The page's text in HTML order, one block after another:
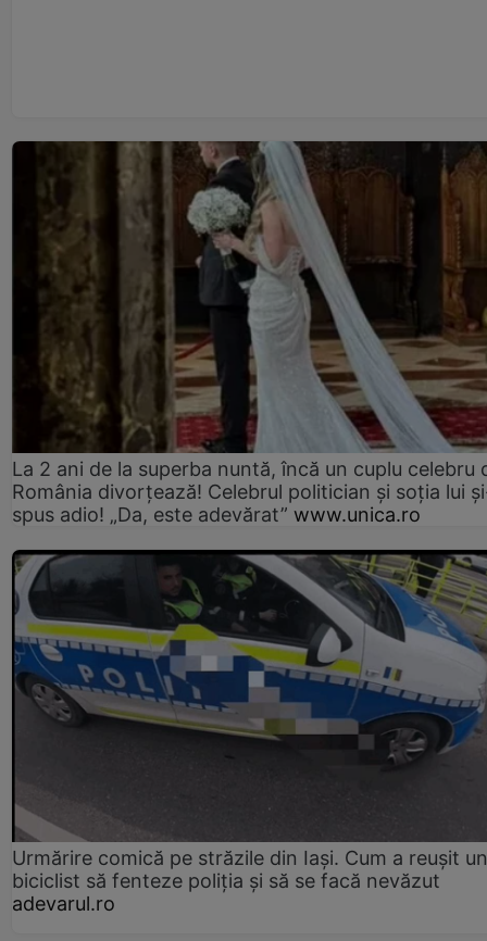
La 2 ani de la superba nuntă, încă un cuplu celebru
România divorțează! Celebrul politician și soția lui
spus adio! „Da, este adevărat” www.unica.ro
Urmărire comică pe străzile din Iași. Cum a reușit un
biciclist să fenteze poliția și să se facă nevăzut
adevarul.ro